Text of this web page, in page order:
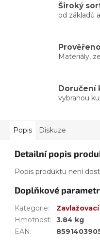
Široký
od základů
Materiály,
Doručení
vybranou
Popis Diskuze
Detailní popis
Popis produktu není
Doplňkové
Kategorie:
Hmotnost:
3.84 kg
EAN: